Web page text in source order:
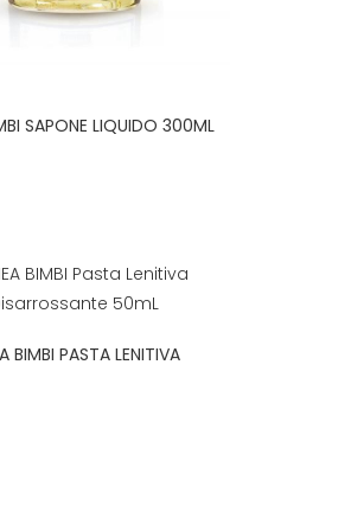
SAPONE LIQUIDO 300ML
BIMBI PASTA LENITIVA